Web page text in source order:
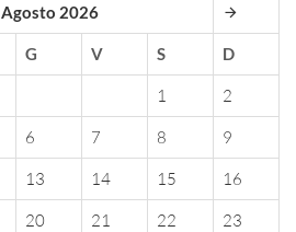
Agosto 2026
G V S D
1
2
6 7 8
9
13 14 15
16
20 21 22
23